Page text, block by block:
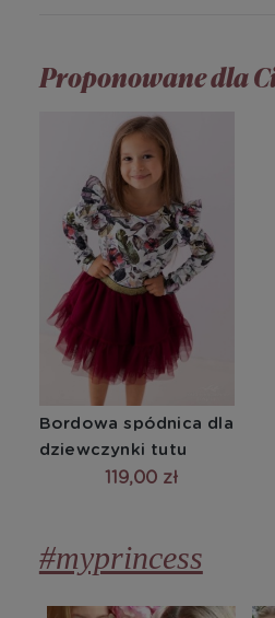
Proponowane dla
Bordowa spódnica dla
dziewczynki tutu
119,00 zł
#myprincess